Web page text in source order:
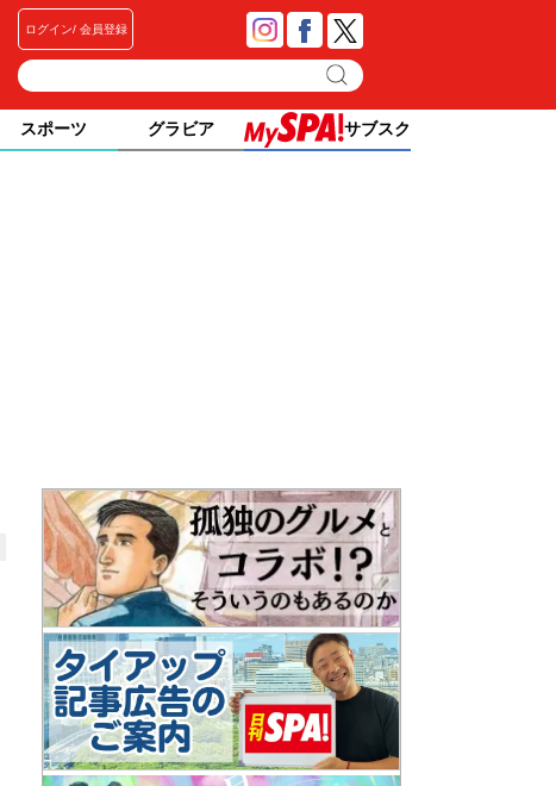
ログイン 会員登録
スポーツ グラビア サブスク